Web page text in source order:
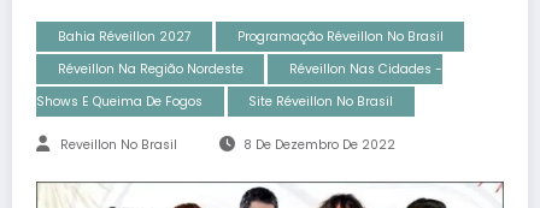
Bahia Réveillon 2027
Programação Réveillon No Brasil
Réveillon Na Região Nordeste
Réveillon Nas Cidades -
Shows E Queima De Fogos
Site Réveillon No Brasil
Reveillon No Brasil 8 De Dezembro De 2022